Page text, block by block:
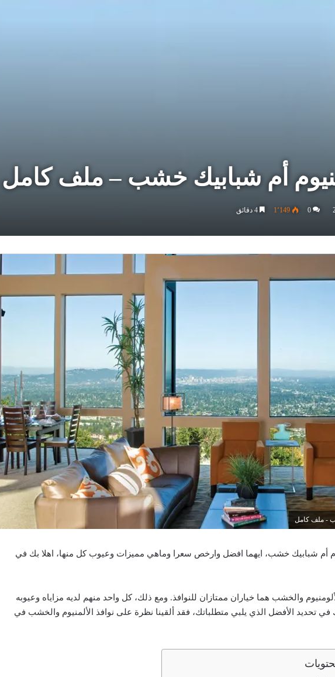
أم شبابيك خشب – ملف كامل
0 1٬149
- ملف كامل
أم شبابيك خشب، ايهما افضل وارخص سعرا وماهي مميزات وعيوب كل منها، اهلا بك في
والخشب هما خياران ممتازان للنوافذ. ومع ذلك، كل واحد منهم لديه مزاياه وعيوبه
في تحديد الأفضل الذي يلبي متطلباتك، فقد ألقينا نظرة على نوافذ الألمنيوم والخشب في